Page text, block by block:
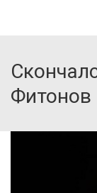
Фитонов